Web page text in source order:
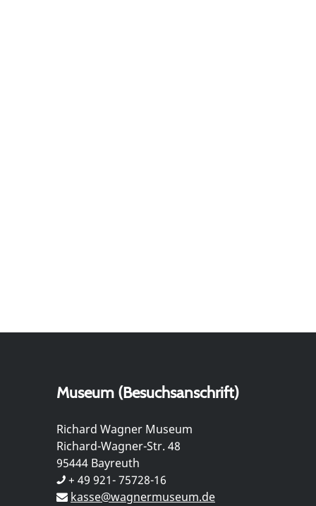
Museum (Besuchsanschrift)
Richard Wagner Museum
Richard-Wagner-Str. 48
95444 Bayreuth
+ 49 921- 75728-16
kasse@wagnermuseum.de